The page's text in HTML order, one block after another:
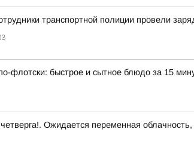
транспортной полиции провели
флотски: быстрое и сытное блюдо за 15
Ожидается переменная